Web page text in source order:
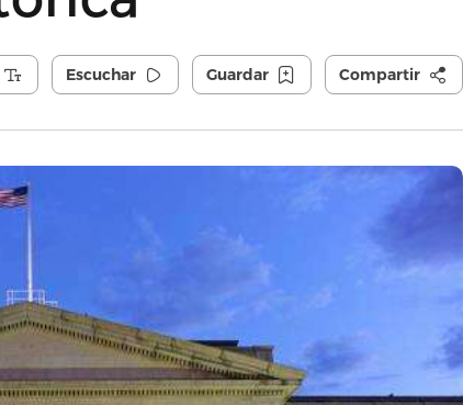
Escuchar Guardar Compartir